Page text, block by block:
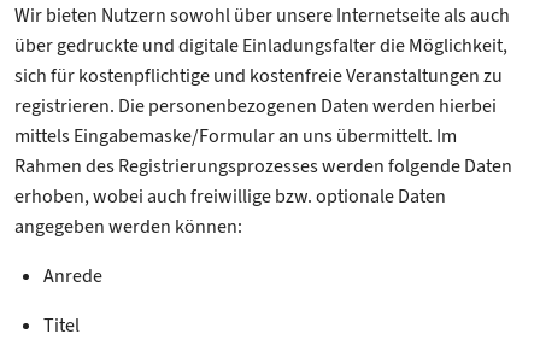
Wir bieten Nutzern sowohl über unsere Internetseite als auch
über gedruckte und digitale Einladungsfalter die Möglichkeit,
sich für kostenpflichtige und kostenfreie Veranstaltungen zu
registrieren. Die personenbezogenen Daten werden hierbei
mittels Eingabemaske/Formular an uns übermittelt. Im
Rahmen des Registrierungsprozesses werden folgende Daten
erhoben, wobei auch freiwillige bzw. optionale Daten
angegeben werden können:
Anrede
Titel